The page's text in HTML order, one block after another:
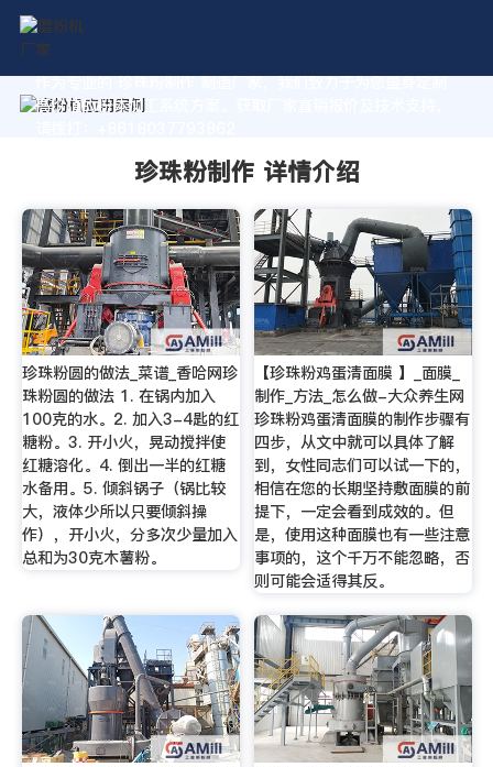
作为专业的 珍珠粉制作 制造厂家，我们致力于为您量身定制
高价值的粉体加工系统方案。获取厂家直销报价及技术支持，
珍珠粉制作 详情介绍
珍珠粉圆的做法_菜谱_香哈网珍
珠粉圆的做法 1. 在锅内加入
100克的水。2. 加入3-4匙的红
糖粉。3. 开小火，晃动搅拌使
红糖溶化。4. 倒出一半的红糖
水备用。5. 倾斜锅子（锅比较
大，液体少所以只要倾斜操
作），开小火，分多次少量加入
总和为30克木薯粉。
【珍珠粉鸡蛋清面膜 】_面膜_
制作_方法_怎么做-大众养生网
珍珠粉鸡蛋清面膜的制作步骤有
四步，从文中就可以具体了解
到，女性同志们可以试一下的，
相信在您的长期坚持敷面膜的前
提下，一定会看到成效的。但
是，使用这种面膜也有一些注意
事项的，这个千万不能忽略，否
则可能会适得其反。